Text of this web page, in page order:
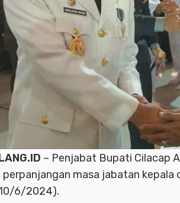
– Penjabat Bupati Cilacap
perpanjangan masa jabatan kepala
6/2024).